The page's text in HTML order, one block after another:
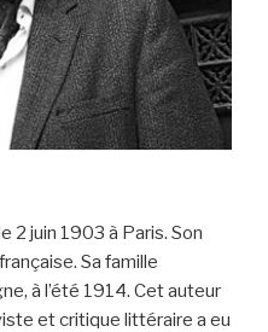
2 juin 1903 à Paris. Son
Sa famille
à l’été 1914. Cet auteur
et critique littéraire a eu